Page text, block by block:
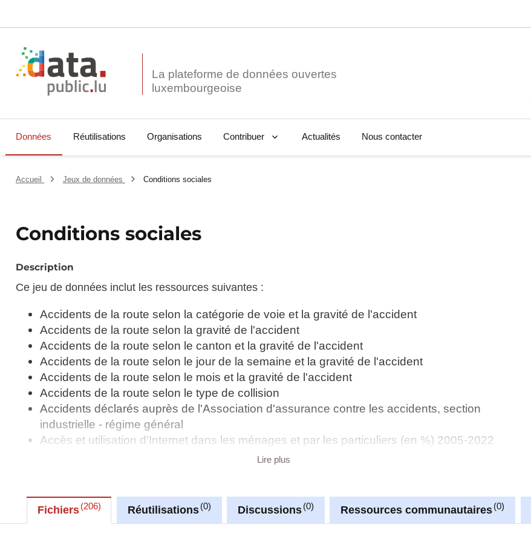
La plateforme de données ouvertes
Données Réutilisations Organisations Contribuer Actualités Nous contacter
Accueil Jeux de données Conditions sociales
Conditions sociales
Description
Ce jeu de données inclut les ressources suivantes :
Accidents de la route selon la catégorie de voie et la gravité de l'accident
Accidents de la route selon la gravité de l'accident
Accidents de la route selon le canton et la gravité de l'accident
Accidents de la route selon le jour de la semaine et la gravité de l'accident
Accidents de la route selon le mois et la gravité de l'accident
Accidents de la route selon le type de collision
Accidents déclarés auprès de l'Association d'assurance contre les accidents, section
industrielle - régime général
Accès et utilisation d'Internet dans les ménages et par les particuliers (en %) 2005-2022
Activités réalisées sur Internet dans le cadre de l'usage privé (en %) 2005-2021
Allocation d'éducation (en EUR)
Lire plus
Fichiers 206 Réutilisations 0 Discussions 0 Ressources communautaires 0